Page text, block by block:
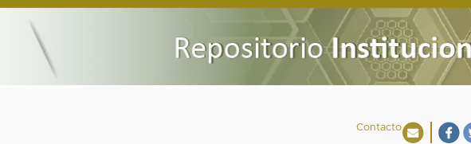
Contacto